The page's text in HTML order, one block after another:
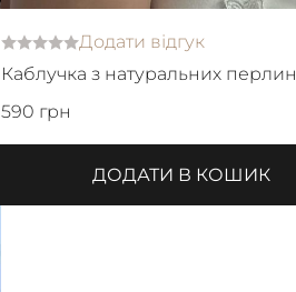
Додати відгук
Каблучка з натуральних перлин
590 грн
ДОДАТИ В КОШИК